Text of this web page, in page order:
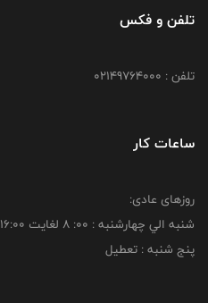
تلفن و فکس
تلفن : 02149764000
ساعات کار
روزهای عادی:
شنبه الي چهارشنبه : 00: 8 لغايت 16:00
پنج شنبه : تعطیل